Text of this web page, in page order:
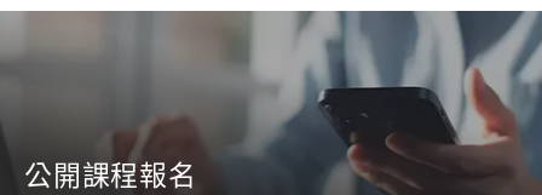
公開課程報名